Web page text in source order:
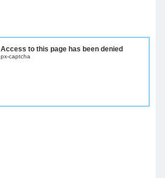
Access to this page has been denied
px-captcha